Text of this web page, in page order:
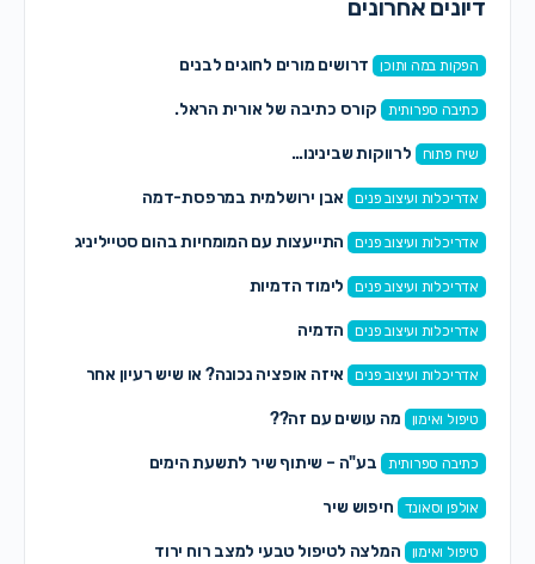
דיונים אחרונים
הפקות במה ותוכן דרושים מורים לחוגים לבנים
כתיבה ספרותית קורס כתיבה של אורית הראל.
שיח פתוח לרווקות שבינינו…
אדריכלות ועיצוב פנים אבן ירושלמית במרפסת-דמה
אדריכלות ועיצוב פנים התייעצות עם המומחיות בהום סטייליניג
אדריכלות ועיצוב פנים לימוד הדמיות
אדריכלות ועיצוב פנים הדמיה
אדריכלות ועיצוב פנים איזה אופציה נכונה? או שיש רעיון אחר
טיפול ואימון מה עושים עם זה??
כתיבה ספרותית בע"ה – שיתוף שיר לתשעת הימים
אולפן וסאונד חיפוש שיר
טיפול ואימון המלצה לטיפול טבעי למצב רוח ירוד